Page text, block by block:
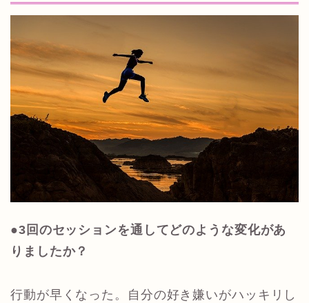
●3回のセッションを通してどのような変化があ
りましたか？
行動が早くなった。自分の好き嫌いがハッキリし